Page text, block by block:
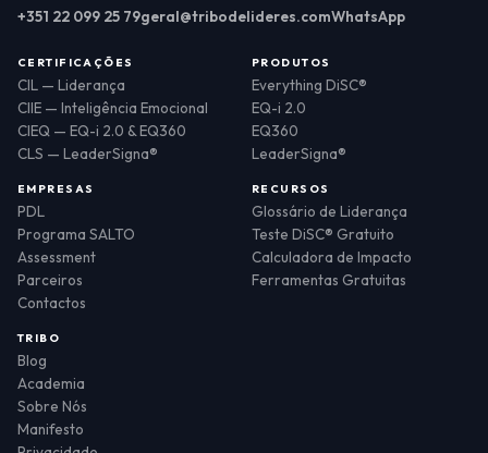
+351 22 099 25 79geral@tribodelideres.comWhatsApp
CERTIFICAÇÕES
CIL — Liderança
CIIE — Inteligência Emocional
CIEQ — EQ-i 2.0 & EQ360
CLS — LeaderSigna®
PRODUTOS
Everything DiSC®
EQ-i 2.0
EQ360
LeaderSigna®
EMPRESAS
PDL
Programa SALTO
Assessment
Parceiros
Contactos
RECURSOS
Glossário de Liderança
Teste DiSC® Gratuito
Calculadora de Impacto
Ferramentas Gratuitas
TRIBO
Blog
Academia
Sobre Nós
Manifesto